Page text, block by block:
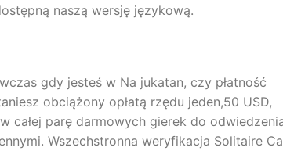
naszą wersję językową.
gdy jesteś w Na jukatan, czy płatność
obciążony opłatą rzędu jeden,50 USD,
całej parę darmowych gierek do
Wszechstronna weryfikacja Solitaire